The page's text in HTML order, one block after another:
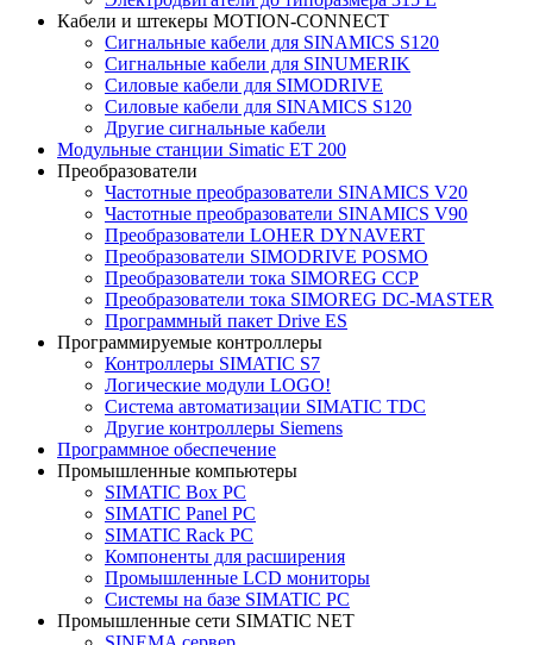
Кабели и штекеры MOTION-CONNECT
Сигнальные кабели для SINAMICS S120
Сигнальные кабели для SINUMERIK
Силовые кабели для SIMODRIVE
Силовые кабели для SINAMICS S120
Другие сигнальные кабели
Модульные станции Simatic ET 200
Преобразователи
Частотные преобразователи SINAMICS V20
Частотные преобразователи SINAMICS V90
Преобразователи LOHER DYNAVERT
Преобразователи SIMODRIVE POSMO
Преобразователи тока SIMOREG CCP
Преобразователи тока SIMOREG DC-MASTER
Программный пакет Drive ES
Программируемые контроллеры
Контроллеры SIMATIC S7
Логические модули LOGO!
Система автоматизации SIMATIC TDC
Другие контроллеры Siemens
Программное обеспечение
Промышленные компьютеры
SIMATIC Box PC
SIMATIC Panel PС
SIMATIC Rack PC
Компоненты для расширения
Промышленные LCD мониторы
Системы на базе SIMATIC PC
Промышленные сети SIMATIC NET